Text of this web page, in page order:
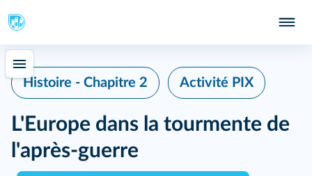
Histoire - Chapitre 2 Activité PIX
L'Europe dans la tourmente de
l'après‑guerre